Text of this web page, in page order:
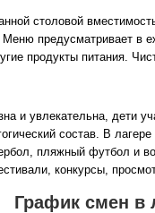
столовой
предусматривает в
продукты питания.
и увлекательна, дети
состав. В
пляжный футбол и
конкурсы,
График смен в